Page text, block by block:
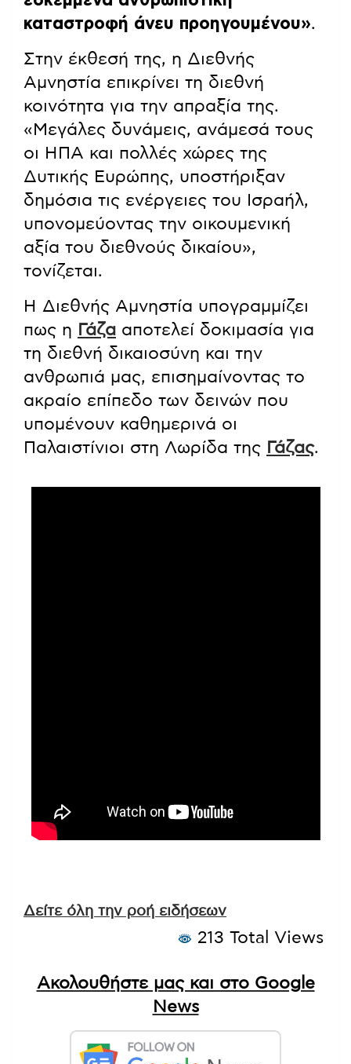
καταστροφή άνευ προηγουμένου».
Στην έκθεσή της, η Διεθνής
Αμνηστία επικρίνει τη διεθνή
κοινότητα για την απραξία της.
«Μεγάλες δυνάμεις, ανάμεσά τους
οι ΗΠΑ και πολλές χώρες της
Δυτικής Ευρώπης, υποστήριξαν
δημόσια τις ενέργειες του Ισραήλ,
υπονομεύοντας την οικουμενική
αξία του διεθνούς δικαίου»,
τονίζεται.
Η Διεθνής Αμνηστία υπογραμμίζει
πως η Γάζα αποτελεί δοκιμασία για
τη διεθνή δικαιοσύνη και την
ανθρωπιά μας, επισημαίνοντας το
ακραίο επίπεδο των δεινών που
υπομένουν καθημερινά οι
Παλαιστίνιοι στη Λωρίδα της Γάζας.
Δείτε όλη την ροή ειδήσεων
213 Total Views
Ακολουθήστε μας και στο Google
News